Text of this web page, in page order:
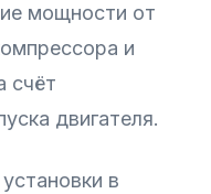
мощности от
и
счёт
двигателя.
в